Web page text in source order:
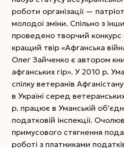
роботи організації —
молодої зміни. Спільно з
проведено творчий конкурс
кращий твір «Афганська
Олег Зайченко є автором
афганських гір». У 2010 р.
спілку ветеранів
в Україні серед
р. працює в Уманській
податковій інспекції.
примусового стягнення
роботі з платниками